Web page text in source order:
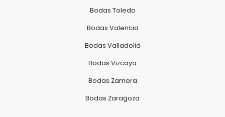
Bodas Toledo
Bodas Valencia
Bodas Valladolid
Bodas Vizcaya
Bodas Zamora
Bodas Zaragoza